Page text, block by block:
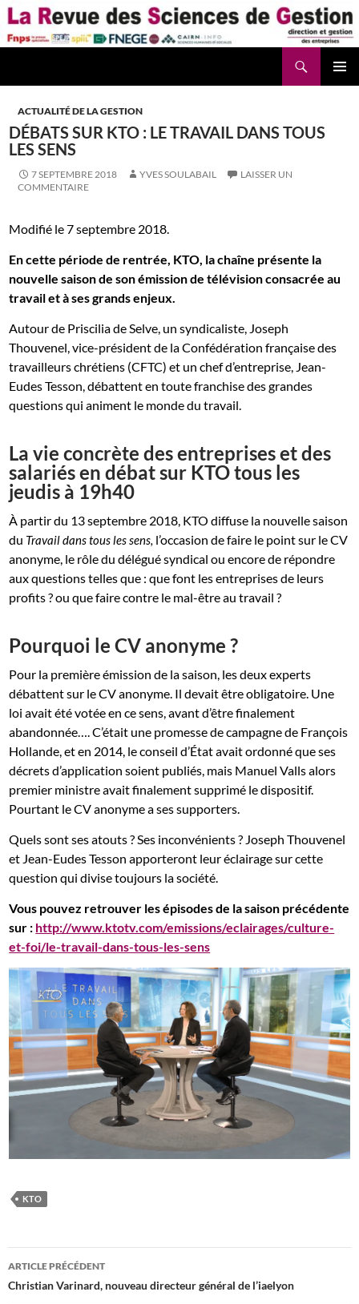
Aller
au
contenu
ACTUALITÉ DE LA GESTION
DÉBATS SUR KTO : LE TRAVAIL DANS TOUS
LES SENS
7 SEPTEMBRE 2018 YVES SOULABAIL
LAISSER UN
COMMENTAIRE
Modifié le 7 septembre 2018.
En cette période de rentrée, KTO, la chaîne présente la
nouvelle saison de son émission de télévision consacrée au
travail et à ses grands enjeux.
Autour de Priscilia de Selve, un syndicaliste, Joseph
Thouvenel, vice-président de la Confédération française des
travailleurs chrétiens (CFTC) et un chef d’entreprise, Jean-
Eudes Tesson, débattent en toute franchise des grandes
questions qui animent le monde du travail.
La vie concrète des entreprises et des
salariés en débat sur KTO tous les
jeudis à 19h40
À partir du 13 septembre 2018, KTO diffuse la nouvelle saison
du Travail dans tous les sens, l’occasion de faire le point sur le CV
anonyme, le rôle du délégué syndical ou encore de répondre
aux questions telles que : que font les entreprises de leurs
profits ? ou que faire contre le mal-être au travail ?
Pourquoi le CV anonyme ?
Pour la première émission de la saison, les deux experts
débattent sur le CV anonyme. Il devait être obligatoire. Une
loi avait été votée en ce sens, avant d’être finalement
abandonnée…. C’était une promesse de campagne de François
Hollande, et en 2014, le conseil d’État avait ordonné que ses
décrets d’application soient publiés, mais Manuel Valls alors
premier ministre avait finalement supprimé le dispositif.
Pourtant le CV anonyme a ses supporters.
Quels sont ses atouts ? Ses inconvénients ? Joseph Thouvenel
et Jean-Eudes Tesson apporteront leur éclairage sur cette
question qui divise toujours la société.
Vous pouvez retrouver les épisodes de la saison précédente
sur : http://www.ktotv.com/emissions/eclairages/culture-
et-foi/le-travail-dans-tous-les-sens
KTO
Navigation
des
ARTICLE PRÉCÉDENT
Christian Varinard, nouveau directeur général de l’iaelyon